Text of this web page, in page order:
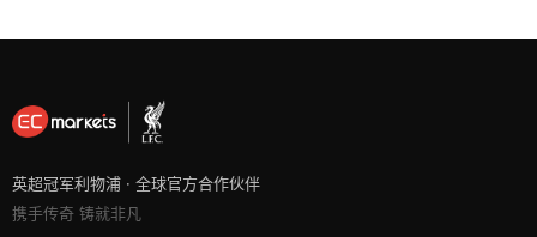
英超冠军利物浦 · 全球官方合作伙伴
携手传奇 铸就非凡